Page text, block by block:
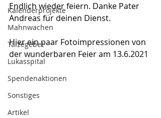
Kalenderprojekte
Mahnwachen
Taizégebet
Lukasspital
Spendenaktionen
Sonstiges
Artikel
Endlich wieder feiern. Danke Pater
Andreas für deinen Dienst.
Hier ein paar Fotoimpressionen von
der wunderbaren Feier am 13.6.2021